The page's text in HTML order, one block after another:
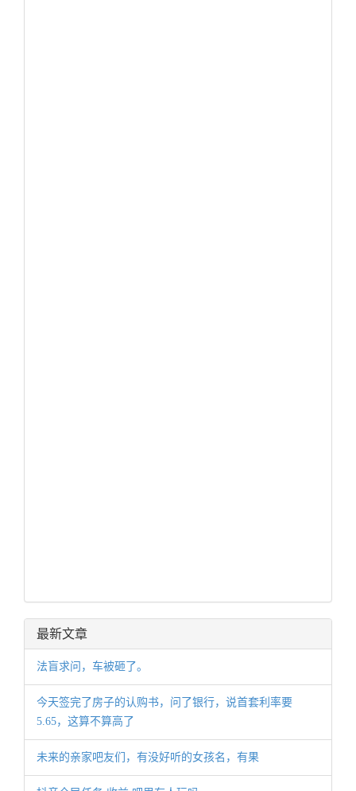
最新文章
法盲求问，车被砸了。
今天签完了房子的认购书，问了银行，说首套利率要
5.65，这算不算高了
未来的亲家吧友们，有没好听的女孩名，有果